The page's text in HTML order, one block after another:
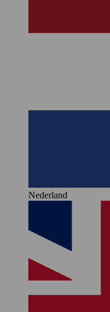
Nederland